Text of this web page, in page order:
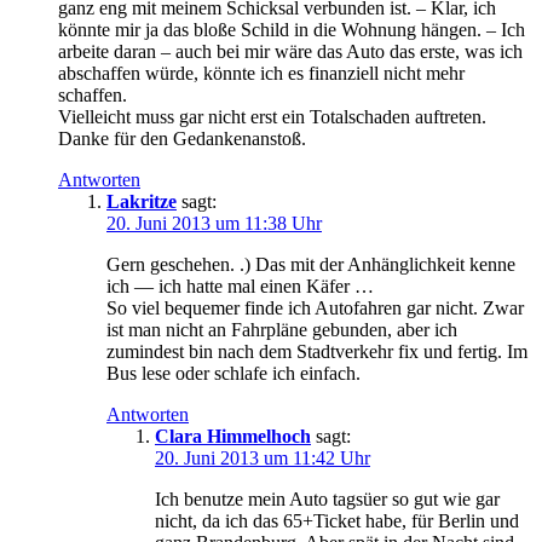
ganz eng mit meinem Schicksal verbunden ist. – Klar, ich
könnte mir ja das bloße Schild in die Wohnung hängen. – Ich
arbeite daran – auch bei mir wäre das Auto das erste, was ich
abschaffen würde, könnte ich es finanziell nicht mehr
schaffen.
Vielleicht muss gar nicht erst ein Totalschaden auftreten.
Danke für den Gedankenanstoß.
Antworten
Lakritze sagt:
20. Juni 2013 um 11:38 Uhr
Gern geschehen. .) Das mit der Anhänglichkeit kenne
ich — ich hatte mal einen Käfer …
So viel bequemer finde ich Autofahren gar nicht. Zwar
ist man nicht an Fahrpläne gebunden, aber ich
zumindest bin nach dem Stadtverkehr fix und fertig. Im
Bus lese oder schlafe ich einfach.
Antworten
Clara Himmelhoch sagt:
20. Juni 2013 um 11:42 Uhr
Ich benutze mein Auto tagsüer so gut wie gar
nicht, da ich das 65+Ticket habe, für Berlin und